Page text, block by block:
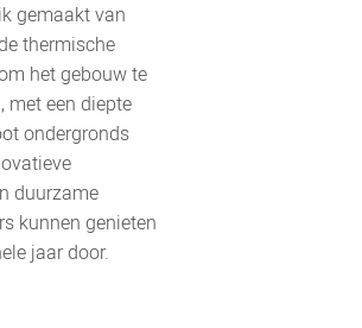
gemaakt van
thermische
het gebouw te
met een diepte
ondergronds
duurzame
kunnen genieten
jaar door.